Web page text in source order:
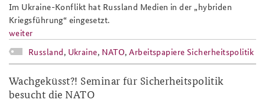
Im Ukraine-Konflikt hat Russland Medien in der „hybriden
Kriegsführung“ eingesetzt.
weiter
Russland, Ukraine, NATO,Arbeitspapiere Sicherheitspolitik
Wachgeküsst?! Seminar für Sicherheitspolitik
besucht die NATO